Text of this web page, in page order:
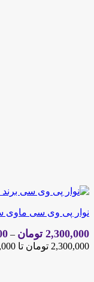
نوار پی وی سی ماوی
2,300,000 تومان –
2,300,000 تومان تا 3,000,000 تومان